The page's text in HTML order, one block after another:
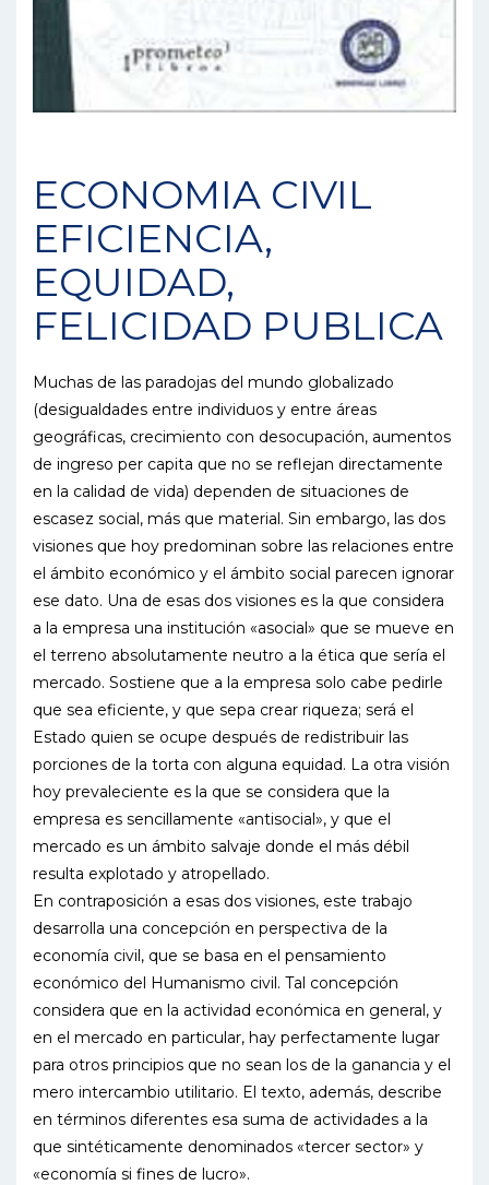
ECONOMIA CIVIL
EFICIENCIA,
EQUIDAD,
FELICIDAD PUBLICA
Muchas de las paradojas del mundo globalizado
(desigualdades entre individuos y entre áreas
geográficas, crecimiento con desocupación, aumentos
de ingreso per capita que no se reflejan directamente
en la calidad de vida) dependen de situaciones de
escasez social, más que material. Sin embargo, las dos
visiones que hoy predominan sobre las relaciones entre
el ámbito económico y el ámbito social parecen ignorar
ese dato. Una de esas dos visiones es la que considera
a la empresa una institución «asocial» que se mueve en
el terreno absolutamente neutro a la ética que sería el
mercado. Sostiene que a la empresa solo cabe pedirle
que sea eficiente, y que sepa crear riqueza; será el
Estado quien se ocupe después de redistribuir las
porciones de la torta con alguna equidad. La otra visión
hoy prevaleciente es la que se considera que la
empresa es sencillamente «antisocial», y que el
mercado es un ámbito salvaje donde el más débil
resulta explotado y atropellado.
En contraposición a esas dos visiones, este trabajo
desarrolla una concepción en perspectiva de la
economía civil, que se basa en el pensamiento
económico del Humanismo civil. Tal concepción
considera que en la actividad económica en general, y
en el mercado en particular, hay perfectamente lugar
para otros principios que no sean los de la ganancia y el
mero intercambio utilitario. El texto, además, describe
en términos diferentes esa suma de actividades a la
que sintéticamente denominados «tercer sector» y
«economía si fines de lucro».